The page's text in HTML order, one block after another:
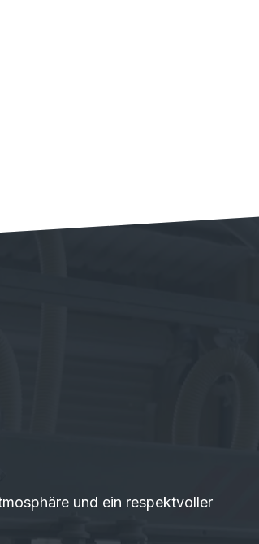
und ein respektvoller